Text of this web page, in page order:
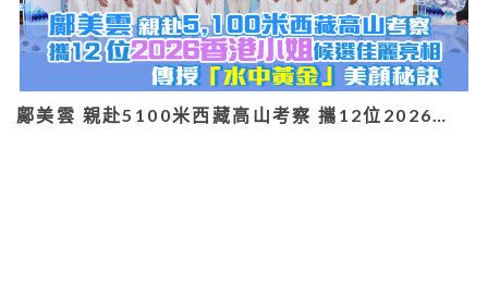
鄺美雲 親赴5100米西藏高山考察 攜12位2026…